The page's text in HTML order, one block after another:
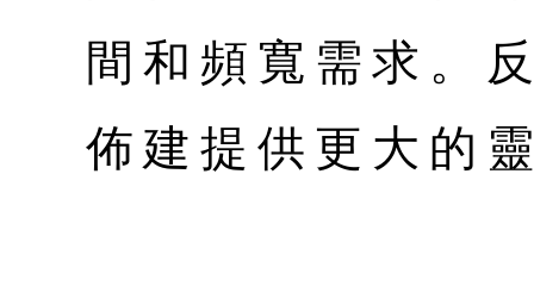
間和頻寬需求。
佈建提供更大的